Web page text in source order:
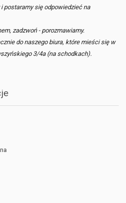
postaramy się odpowiedzieć na
zadzwoń - porozmawiamy.
do naszego biura, które mieści się w
3/4a (na schodkach).